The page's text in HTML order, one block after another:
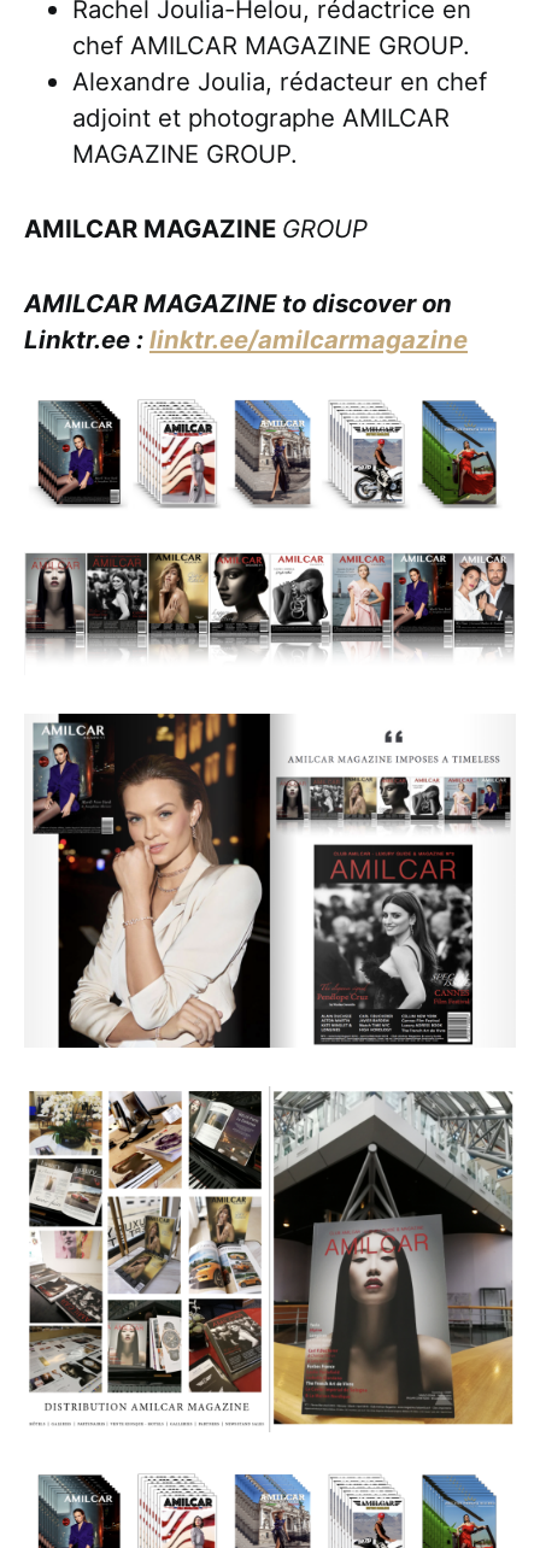
Rachel Joulia-Helou, rédactrice en
chef AMILCAR MAGAZINE GROUP.
Alexandre Joulia, rédacteur en chef
adjoint et photographe AMILCAR
MAGAZINE GROUP.
AMILCAR MAGAZINE GROUP
AMILCAR MAGAZINE to discover on
Linktr.ee : linktr.ee/amilcarmagazine